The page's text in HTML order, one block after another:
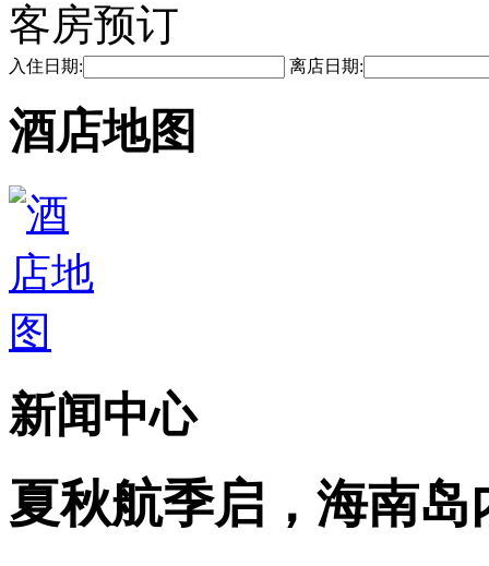
客房预订
入住日期: 离店日期:
酒店地图
新闻中心
夏秋航季启，海南